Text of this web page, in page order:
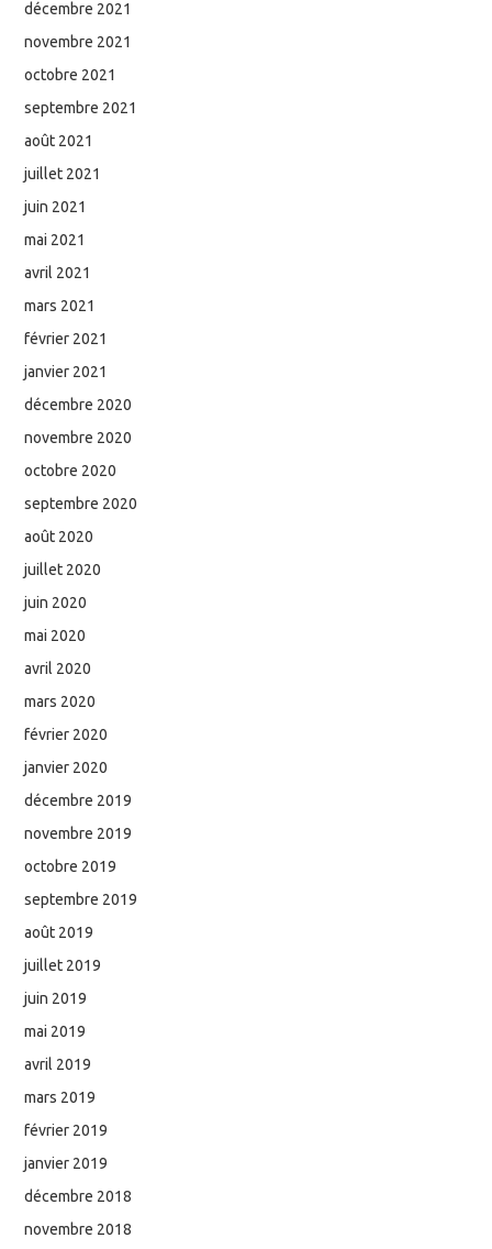
décembre 2021
novembre 2021
octobre 2021
septembre 2021
août 2021
juillet 2021
juin 2021
mai 2021
avril 2021
mars 2021
février 2021
janvier 2021
décembre 2020
novembre 2020
octobre 2020
septembre 2020
août 2020
juillet 2020
juin 2020
mai 2020
avril 2020
mars 2020
février 2020
janvier 2020
décembre 2019
novembre 2019
octobre 2019
septembre 2019
août 2019
juillet 2019
juin 2019
mai 2019
avril 2019
mars 2019
février 2019
janvier 2019
décembre 2018
novembre 2018